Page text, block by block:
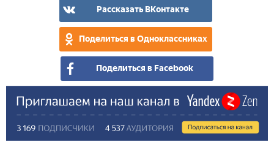
Рассказать ВКонтакте
Поделиться в Одноклассниках
Поделиться в Facebook